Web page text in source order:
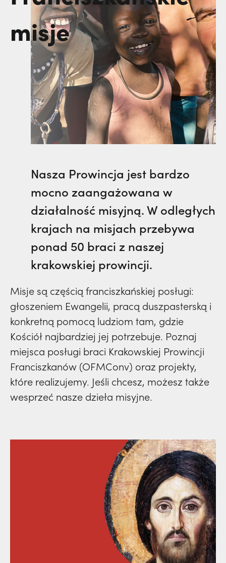
ochrona małoletnich
klasztory
kuria prowincjalna
ochrona małoletnich
dzieła
misje
klasztory
kuria prowincjalna
ochrona małoletnich
misje
Nasza Prowincja jest bardzo
mocno zaangażowana w
działalność misyjną. W odległych
krajach na misjach przebywa
ponad 50 braci z naszej
krakowskiej prowincji.
Misje są częścią franciszkańskiej posługi:
głoszeniem Ewangelii, pracą duszpasterską i
konkretną pomocą ludziom tam, gdzie
Kościół najbardziej jej potrzebuje. Poznaj
miejsca posługi braci Krakowskiej Prowincji
Franciszkanów (OFMConv) oraz projekty,
które realizujemy. Jeśli chcesz, możesz także
wesprzeć nasze dzieła misyjne.